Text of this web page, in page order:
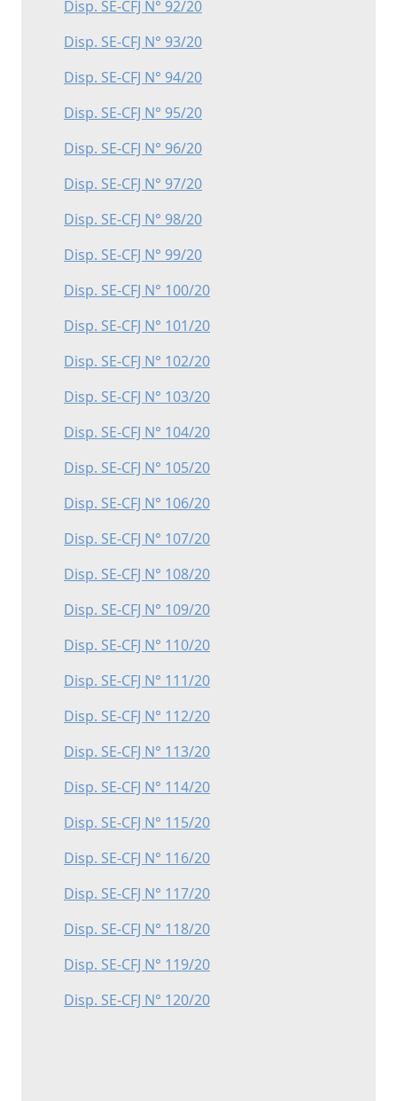
Disp. SE-CFJ N° 92/20
Disp. SE-CFJ N° 93/20
Disp. SE-CFJ N° 94/20
Disp. SE-CFJ N° 95/20
Disp. SE-CFJ N° 96/20
Disp. SE-CFJ N° 97/20
Disp. SE-CFJ N° 98/20
Disp. SE-CFJ N° 99/20
Disp. SE-CFJ N° 100/20
Disp. SE-CFJ N° 101/20
Disp. SE-CFJ N° 102/20
Disp. SE-CFJ N° 103/20
Disp. SE-CFJ N° 104/20
Disp. SE-CFJ N° 105/20
Disp. SE-CFJ N° 106/20
Disp. SE-CFJ N° 107/20
Disp. SE-CFJ N° 108/20
Disp. SE-CFJ N° 109/20
Disp. SE-CFJ N° 110/20
Disp. SE-CFJ N° 111/20
Disp. SE-CFJ N° 112/20
Disp. SE-CFJ N° 113/20
Disp. SE-CFJ N° 114/20
Disp. SE-CFJ N° 115/20
Disp. SE-CFJ N° 116/20
Disp. SE-CFJ N° 117/20
Disp. SE-CFJ N° 118/20
Disp. SE-CFJ N° 119/20
Disp. SE-CFJ N° 120/20